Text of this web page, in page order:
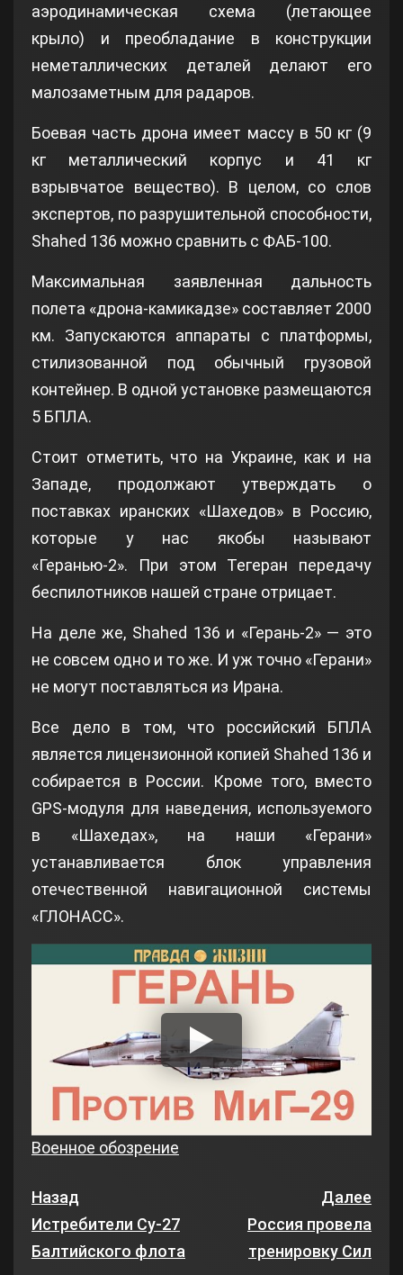
аэродинамическая схема (летающее
крыло) и преобладание в конструкции
неметаллических деталей делают его
малозаметным для радаров.
Боевая часть дрона имеет массу в 50 кг (9
кг металлический корпус и 41 кг
взрывчатое вещество). В целом, со слов
экспертов, по разрушительной способности,
Shahed 136 можно сравнить с ФАБ-100.
Максимальная заявленная дальность
полета «дрона-камикадзе» составляет 2000
км. Запускаются аппараты с платформы,
стилизованной под обычный грузовой
контейнер. В одной установке размещаются
5 БПЛА.
Стоит отметить, что на Украине, как и на
Западе, продолжают утверждать о
поставках иранских «Шахедов» в Россию,
которые у нас якобы называют
«Геранью-2». При этом Тегеран передачу
беспилотников нашей стране отрицает.
На деле же, Shahed 136 и «Герань-2» — это
не совсем одно и то же. И уж точно «Герани»
не могут поставляться из Ирана.
Все дело в том, что российский БПЛА
является лицензионной копией Shahed 136 и
собирается в России. Кроме того, вместо
GPS-модуля для наведения, используемого
в «Шахедах», на наши «Герани»
устанавливается блок управления
отечественной навигационной системы
«ГЛОНАСС».
Военное обозрение
Назад
Истребители Су-27
Балтийского флота
Далее
Россия провела
тренировку Сил